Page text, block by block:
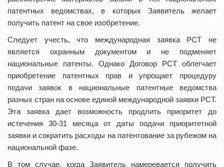
патентных ведомствах, в которых Заявитель желает
получить патент на свое изобретение.
Следует учесть, что международная заявка PCT не
является охранным документом и не подменяет
национальные патенты. Однако Договор РСТ облегчает
приобретение патентных прав и упрощает процедуру
подачи заявок в национальные патентные ведомства
разных стран на основе единой международной заявки PCT.
Эта заявка дает возможность продлить приоритет до
истечения 30-31 месяца от даты подачи приоритетной
заявки и сократить расходы на патентование за рубежом на
национальной фазе.
В том случае, когда Заявитель намеревается получить